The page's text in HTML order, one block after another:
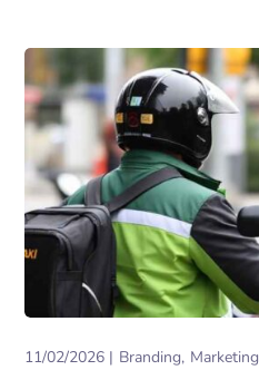
11/02/2026 Branding Marketing